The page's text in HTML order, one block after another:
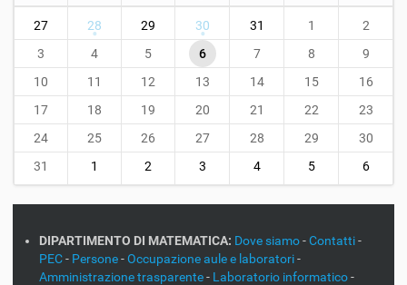
t
8
27 28 29 30 31 1
2
3
4 5 6 7 8
9
10
11 12 13 14 15
16
17
18 19 20 21 22
23
24
25 26 27 28 29
30
31
1 2 3 4 5 6
DIPARTIMENTO DI MATEMATICA: Dove siamo-Contatti-
PEC- Persone-Occupazione aule e laboratori-
Amministrazione trasparente- Laboratorio informatico-